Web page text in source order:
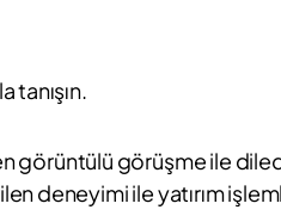
tanışın.
görüntülü görüşme ile
deneyimi ile yatırım